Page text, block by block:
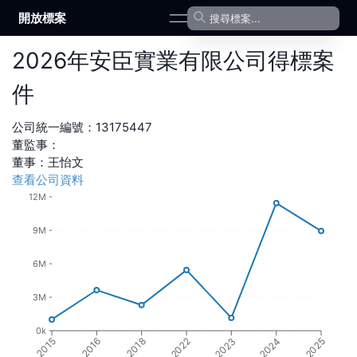
開放標案 open navigation menu
2026年安臣實業有限公司得標案
件
公司統一編號： 13175447
董監事：
董事 ： 王怡文
查看公司資料
2015 2016 2018 2022 2023 2024 2025
0k
3M
6M
9M
12M